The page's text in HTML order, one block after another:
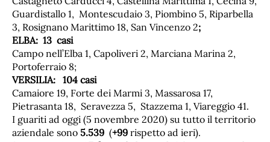
Guardistallo 1, Montescudaio 3, Piombino 5, Riparbella
3, Rosignano Marittimo 18, San Vincenzo 2;
ELBA: 13 casi
Campo nell’Elba 1, Capoliveri 2, Marciana Marina 2,
Portoferraio 8;
VERSILIA: 104 casi
Camaiore 19, Forte dei Marmi 3, Massarosa 17,
Pietrasanta 18, Seravezza 5, Stazzema 1, Viareggio 41.
I guariti ad oggi (5 novembre 2020) su tutto il territorio
aziendale sono 5.539 (+99 rispetto ad ieri).